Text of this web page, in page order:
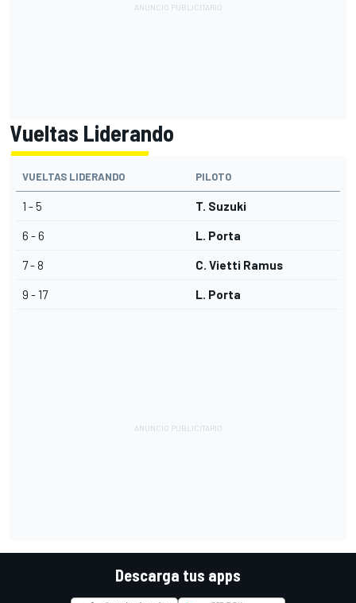
Vueltas Liderando
VUELTAS LIDERANDO PILOTO
1 - 5 T. Suzuki
6 - 6 L. Porta
7 - 8 C. Vietti Ramus
9 - 17 L. Porta
Descarga tus apps